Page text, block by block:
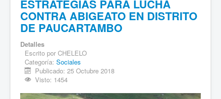
ESTRATEGIAS PARA LUCHA
CONTRA ABIGEATO EN DISTRITO
DE PAUCARTAMBO
Detalles
Escrito por CHELELO
Categoría: Sociales
Publicado: 25 Octubre 2018
Visto: 1454